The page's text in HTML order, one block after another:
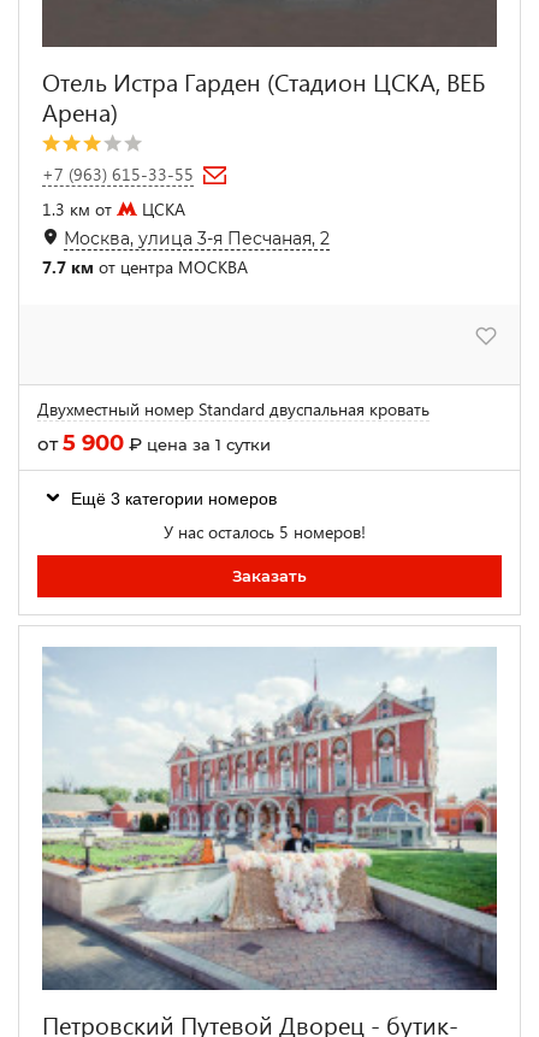
Отель Истра Гарден (Стадион ЦСКА, ВЕБ
Арена)
+7 (963) 615-33-55
1.3 км от
ЦСКА
Москва, улица 3-я Песчаная, 2
7.7 км от центра МОСКВА
Двухместный номер Standard двуспальная кровать
от5 900 ₽ цена за 1 сутки
Ещё 3 категории номеров
У нас осталось 5 номеров!
Заказать
Петровский Путевой Дворец - бутик-